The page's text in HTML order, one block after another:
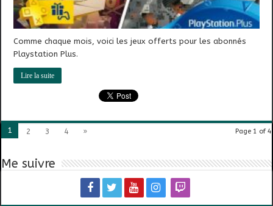
Comme chaque mois, voici les jeux offerts pour les abonnés
Playstation Plus.
Lire la suite
Page 1 of 4
1 2 3 4 »
Me suivre